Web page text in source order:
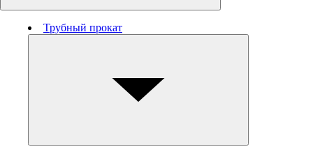
Трубный прокат